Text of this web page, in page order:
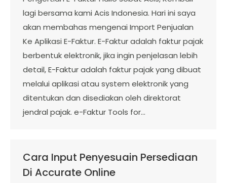
lagi bersama kami Acis Indonesia. Hari ini saya
akan membahas mengenai Import Penjualan
Ke Aplikasi E-Faktur. E-Faktur adalah faktur pajak
berbentuk elektronik, jika ingin penjelasan lebih
detail, E-Faktur adalah faktur pajak yang dibuat
melalui aplikasi atau system elektronik yang
ditentukan dan disediakan oleh direktorat
jendral pajak. e-Faktur Tools for…
Cara Input Penyesuain Persediaan
Di Accurate Online